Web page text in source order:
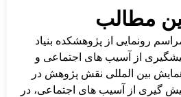
مطالب
رونمایی از پژوهشکده بنیاد
از آسیب های اجتماعی و
بین المللی نقش پژوهش در
گیری از آسیب های اجتماعی، در